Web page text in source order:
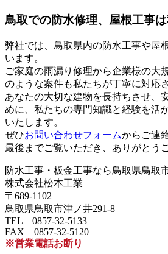
鳥取での防水修理、屋根工事
弊社では、鳥取県内の防水工事や屋
います。
ご家庭の雨漏り修理から企業様の大
のような案件も私たちが丁寧に対応
あなたの大切な建物を長持ちさせ、
めに、私たちの専門知識と経験を活
いたします。
ぜひお問い合わせフォームからご連
最後までご覧いただき、ありがとう
防水工事・板金工事なら鳥取県鳥取
株式会社松本工業
〒689-1102
鳥取県鳥取市津ノ井291-8
TEL 0857-32-5133
FAX 0857-32-5120
※営業電話お断り